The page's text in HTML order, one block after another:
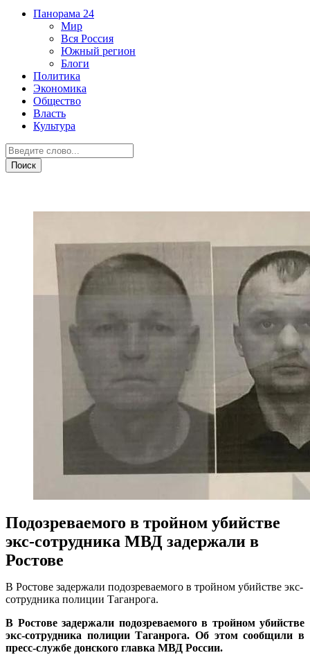
Панорама 24
Мир
Вся Россия
Южный регион
Блоги
Политика
Экономика
Общество
Власть
Культура
Подозреваемого в тройном убийстве
экс-сотрудника МВД задержали в
Ростове
В Ростове задержали подозреваемого в тройном убийстве экс-
сотрудника полиции Таганрога.
В Ростове задержали подозреваемого в тройном убийстве
экс-сотрудника полиции Таганрога. Об этом сообщили в
пресс-службе донского главка МВД России.